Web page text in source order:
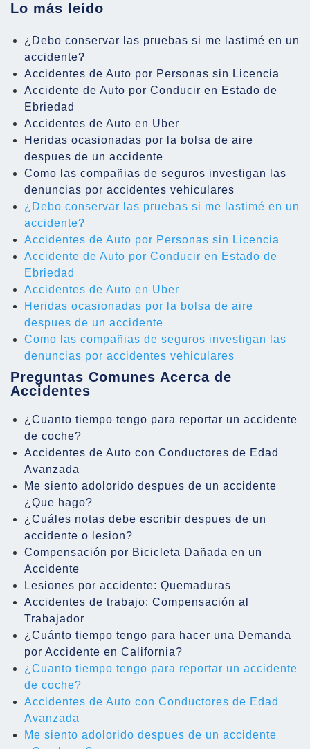
Lo más leído
¿Debo conservar las pruebas si me lastimé en un
accidente?
Accidentes de Auto por Personas sin Licencia
Accidente de Auto por Conducir en Estado de
Ebriedad
Accidentes de Auto en Uber
Heridas ocasionadas por la bolsa de aire
despues de un accidente
Como las compañias de seguros investigan las
denuncias por accidentes vehiculares
¿Debo conservar las pruebas si me lastimé en un
accidente?
Accidentes de Auto por Personas sin Licencia
Accidente de Auto por Conducir en Estado de
Ebriedad
Accidentes de Auto en Uber
Heridas ocasionadas por la bolsa de aire
despues de un accidente
Como las compañias de seguros investigan las
denuncias por accidentes vehiculares
Preguntas Comunes Acerca de
Accidentes
¿Cuanto tiempo tengo para reportar un accidente
de coche?
Accidentes de Auto con Conductores de Edad
Avanzada
Me siento adolorido despues de un accidente
¿Que hago?
¿Cuáles notas debe escribir despues de un
accidente o lesion?
Compensación por Bicicleta Dañada en un
Accidente
Lesiones por accidente: Quemaduras
Accidentes de trabajo: Compensación al
Trabajador
¿Cuánto tiempo tengo para hacer una Demanda
por Accidente en California?
¿Cuanto tiempo tengo para reportar un accidente
de coche?
Accidentes de Auto con Conductores de Edad
Avanzada
Me siento adolorido despues de un accidente